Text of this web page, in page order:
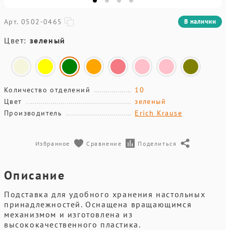
Арт. 0502-0465 В наличии
Цвет: зеленый
Количество отделений
10
Цвет
зеленый
Производитель
Erich Krause
Избранное Сравнение Поделиться
Описание
Подставка для удобного хранения настольных
принадлежностей. Оснащена вращающимся
механизмом и изготовлена из
высококачественного пластика.